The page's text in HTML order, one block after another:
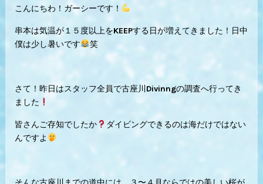
こんにちわ！ガーシーです！
串本は気温が１５度以上をKEEPする日が増えてきました！日中
僕は少し暑いです
笑
さて！昨日はスタッフ全員で古座川Divinngの調査へ行ってき
ました
皆さんご存知でしたか
ダイビングできるのは海だけではない
んですよ